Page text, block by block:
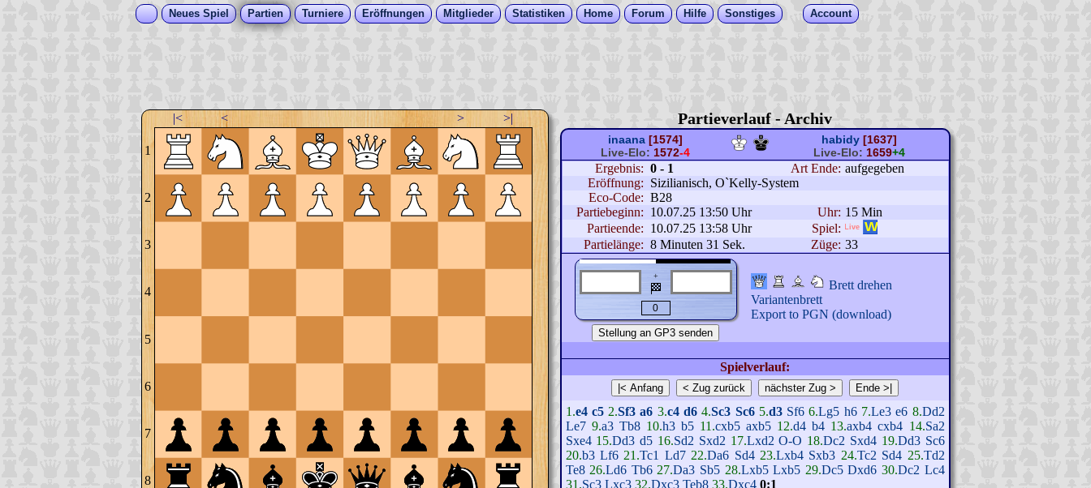
Neues Spiel Partien Turniere Eröffnungen Mitglieder Statistiken Home Forum Hilfe Sonstiges Account
|< < > >|
1
2
3
4
5
6
7
8
Partieverlauf - Archiv
inaana [1574]
Live-Elo: 1572-4
habidy [1637]
Live-Elo: 1659+4
Ergebnis: 0 - 1 Art Ende: aufgegeben
Eröffnung: Sizilianisch, O`Kelly-System
Eco-Code: B28
Partiebeginn: 10.07.25 13:50 Uhr Uhr: 15 Min
Partieende: 10.07.25 13:58 Uhr
Spiel:
Partielänge: 8 Minuten 31 Sek. Züge: 33
+
🏁
Brett drehen
Variantenbrett
Export to PGN (download)
Spielverlauf:
1.e4 c5 2.Sf3 a6 3.c4 d6 4.Sc3 Sc6 5.d3 Sf6 6.Lg5 h6 7.Le3 e6 8.Dd2
Le7 9.a3 Tb8 10.h3 b5 11.cxb5 axb5 12.d4 b4 13.axb4 cxb4 14.Sa2
Sxe4 15.Dd3 d5 16.Sd2 Sxd2 17.Lxd2 O-O 18.Dc2 Sxd4 19.Dd3 Sc6
20.b3 Lf6 21.Tc1 Ld7 22.Da6 Sd4 23.Lxb4 Sxb3 24.Tc2 Sd4 25.Td2
Te8 26.Ld6 Tb6 27.Da3 Sb5 28.Lxb5 Lxb5 29.Dc5 Dxd6 30.Dc2 Lc4
31.Sc3 Lxc3 32.Dxc3 Teb8 33.Dxc4 0:1